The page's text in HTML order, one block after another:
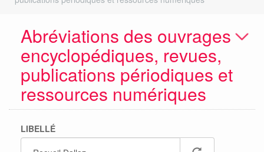
Abréviations des ouvrages
encyclopédiques, revues,
publications périodiques et
ressources numériques
LIBELLÉ